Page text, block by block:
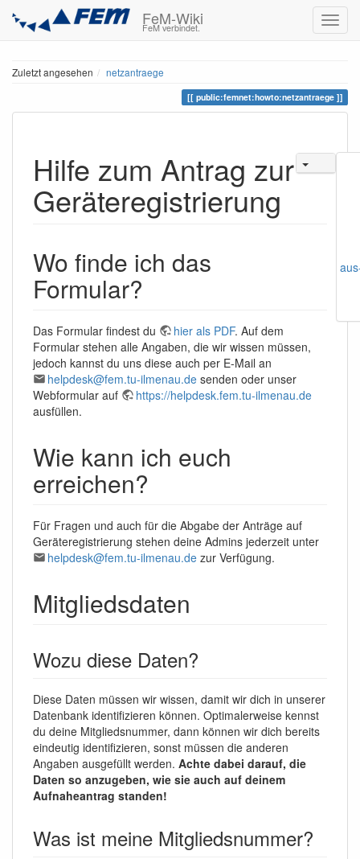
FeM-Wiki
FeM verbindet.
Zuletzt angesehen netzantraege
public:femnet:howto:netzantraege
Hilfe zum Antrag zur
Geräteregistrierung
Wo finde ich das
Formular?
Das Formular findest du hier als PDF. Auf dem
Formular stehen alle Angaben, die wir wissen müssen,
jedoch kannst du uns diese auch per E-Mail an
helpdesk@fem.tu-ilmenau.de senden oder unser
Webformular auf
https://helpdesk.fem.tu-ilmenau.de
ausfüllen.
Wie kann ich euch
erreichen?
Für Fragen und auch für die Abgabe der Anträge auf
Geräteregistrierung stehen deine Admins jederzeit unter
helpdesk@fem.tu-ilmenau.de zur Verfügung.
Mitgliedsdaten
Wozu diese Daten?
Diese Daten müssen wir wissen, damit wir dich in unserer
Datenbank identifizieren können. Optimalerweise kennst
du deine Mitgliedsnummer, dann können wir dich bereits
eindeutig identifizieren, sonst müssen die anderen
Angaben ausgefüllt werden. Achte dabei darauf, die
Daten so anzugeben, wie sie auch auf deinem
Aufnaheantrag standen!
Was ist meine Mitgliedsnummer?